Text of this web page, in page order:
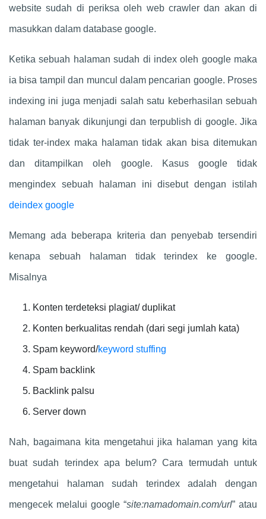
website sudah di periksa oleh web crawler dan akan di
masukkan dalam database google.
Ketika sebuah halaman sudah di index oleh google maka
ia bisa tampil dan muncul dalam pencarian google. Proses
indexing ini juga menjadi salah satu keberhasilan sebuah
halaman banyak dikunjungi dan terpublish di google. Jika
tidak ter-index maka halaman tidak akan bisa ditemukan
dan ditampilkan oleh google. Kasus google tidak
mengindex sebuah halaman ini disebut dengan istilah
deindex google
Memang ada beberapa kriteria dan penyebab tersendiri
kenapa sebuah halaman tidak terindex ke google.
Misalnya
Konten terdeteksi plagiat/ duplikat
Konten berkualitas rendah (dari segi jumlah kata)
Spam keyword/keyword stuffing
Spam backlink
Backlink palsu
Server down
Nah, bagaimana kita mengetahui jika halaman yang kita
buat sudah terindex apa belum? Cara termudah untuk
mengetahui halaman sudah terindex adalah dengan
mengecek melalui google “site:namadomain.com/url” atau